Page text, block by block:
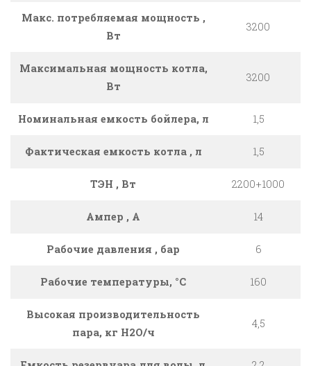
Макс. потребляемая мощность ,
Вт
3200
Максимальная мощность котла,
Вт
3200
Номинальная емкость бойлера, л 1,5
Фактическая емкость котла , л 1,5
ТЭН , Вт 2200+1000
Ампер , A 14
Рабочие давления , бар 6
Рабочие температуры, °C 160
Высокая производительность
пара, кг H2O/ч
4,5